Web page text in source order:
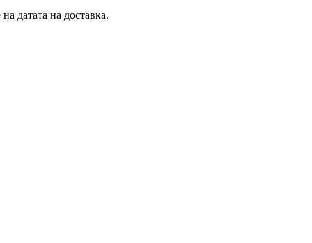
датата на доставка.